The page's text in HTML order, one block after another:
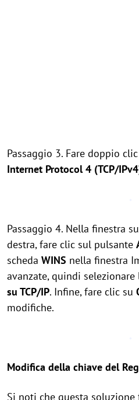
Passaggio 3. Fare doppio
Internet Protocol 4 (TCP/
Passaggio 4. Nella finestra
destra, fare clic sul pulsante
scheda WINS nella finestra
avanzate, quindi selezionare
su TCP/IP. Infine, fare clic su
modifiche.
Modifica della chiave del
Si noti che questa